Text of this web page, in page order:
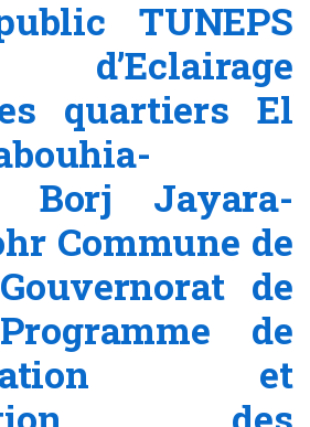
TUNEPS
d’Eclairage
quartiers El
Borj Jayara-
Commune de
de
de
et